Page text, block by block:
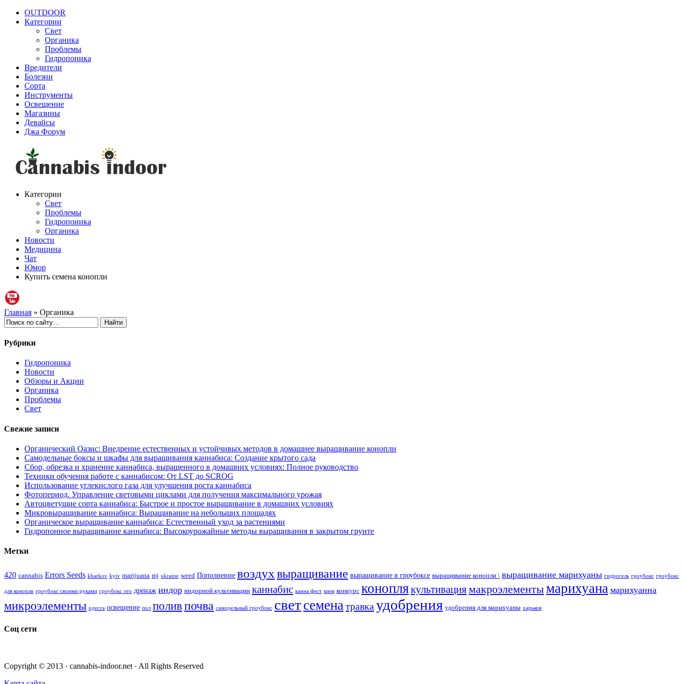
OUTDOOR
Категории
Свет
Органика
Проблемы
Гидропоника
Вредители
Болезни
Сорта
Инструменты
Освещение
Магазины
Девайсы
Джа Форум
Категории
Свет
Проблемы
Гидропоника
Органика
Новости
Медицина
Чат
Юмор
Купить семена конопли
Главная » Органика
Рубрики
Гидропоника
Новости
Обзоры и Акции
Органика
Проблемы
Свет
Свежие записи
Органический Оазис: Внедрение естественных и устойчивых методов в домашнее выращивание конопли
Самодельные боксы и шкафы для выращивания каннабиса: Создание крытого сада
Сбор, обрезка и хранение каннабиса, выращенного в домашних условиях: Полное руководство
Техники обучения работе с каннабисом: От LST до SCROG
Использование углекислого газа для улучшения роста каннабиса
Фотопериод. Управление световыми циклами для получения максимального урожая
Автоцветущие сорта каннабиса: Быстрое и простое выращивание в домашних условиях
Микровыращивание каннабиса: Выращивание на небольших площадях
Органическое выращивание каннабиса: Естественный уход за растениями
Гидропонное выращивание каннабиса: Высокоурожайные методы выращивания в закрытом грунте
Метки
420 cannabis Errors Seeds kharkov kyiv marijuana mj ukraine weed Пополнение воздухвыращивание выращивание в гроубоксе выращивание конопли \ выращивание марихуаны гидрогель гроубокс гроубокс
для конопли гроубокс своими руками гроубокс это дренаж индор индорной культивации каннабис канна фест киев конкурс коноплякультивациямакроэлементымарихуана марихуанна
микроэлементы одесса освещение пол полив почва самодельный гроубокс светсеменатравкаудобрения удобрения для марихуаны харьков
Соц сети
Copyright © 2013 · cannabis-indoor.net · All Rights Reserved